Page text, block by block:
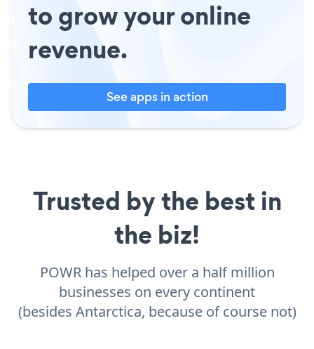
to grow your online
revenue.
See apps in action
Trusted by the best in
the biz!
POWR has helped over a half million
businesses on every continent
(besides Antarctica, because of course not)